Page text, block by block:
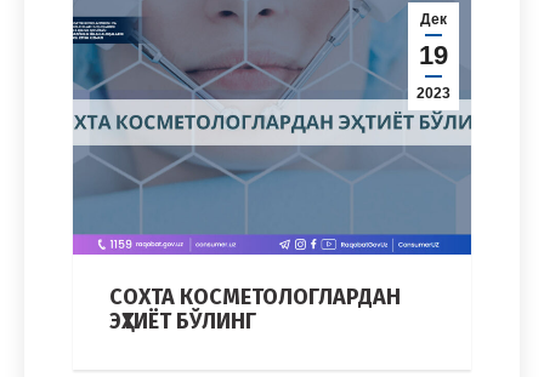
Дек
19
2023
СОХТА КОСМЕТОЛОГЛАРДАН
ЭҲТИЁТ БЎЛИНГ